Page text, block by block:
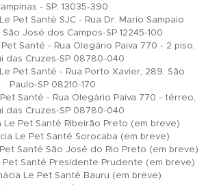
- SP, 13035-390
Pet Santé SJC - Rua Dr. Mario Sampaio
José dos Campos-SP 12245-100
Santé - Rua Olegário Paiva 770 - 2 piso,
das Cruzes-SP 08780-040
Pet Santé - Rua Porto Xavier, 289, São
Paulo-SP 08210-170
Santé - Rua Olegário Paiva 770 - térreo,
das Cruzes-SP 08780-040
Pet Santé Ribeirão Preto (em breve)
Le Pet Santé Sorocaba (em breve)
Santé São José do Rio Preto (em breve)
Santé Presidente Prudente (em breve)
Le Pet Santé Bauru (em breve)